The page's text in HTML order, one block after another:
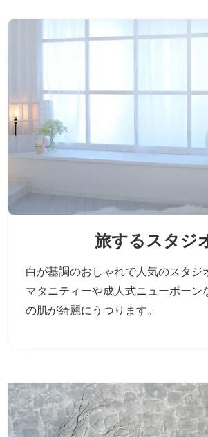
旅するスタジ
白が基調のおしゃれで人気のスタジ
マタニティーや成人式ニューボーン
の肌が綺麗にうつります。